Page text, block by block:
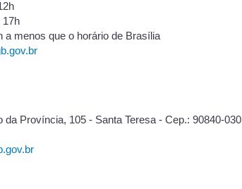
17h
a menos que o horário de Brasília
da Província, 105 - Santa Teresa - Cep.: 90840-030